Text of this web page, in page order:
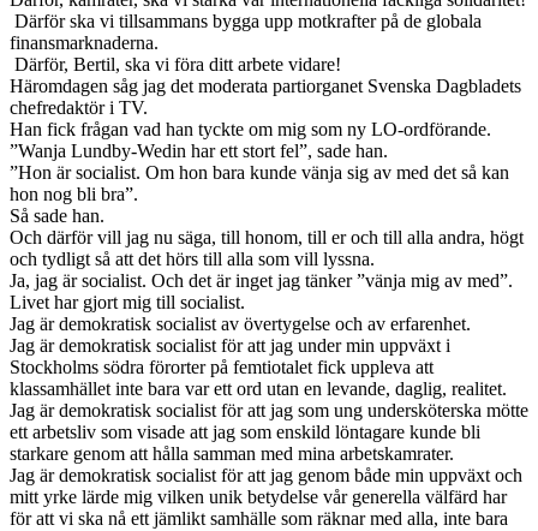
Därför ska vi tillsammans bygga upp motkrafter på de globala
finansmarknaderna.
Därför, Bertil, ska vi föra ditt arbete vidare!
Häromdagen såg jag det moderata partiorganet Svenska Dagbladets
chefredaktör i TV.
Han fick frågan vad han tyckte om mig som ny LO-ordförande.
”Wanja Lundby-Wedin har ett stort fel”, sade han.
”Hon är socialist. Om hon bara kunde vänja sig av med det så kan
hon nog bli bra”.
Så sade han.
Och därför vill jag nu säga, till honom, till er och till alla andra, högt
och tydligt så att det hörs till alla som vill lyssna.
Ja, jag är socialist. Och det är inget jag tänker ”vänja mig av med”.
Livet har gjort mig till socialist.
Jag är demokratisk socialist av övertygelse och av erfarenhet.
Jag är demokratisk socialist för att jag under min uppväxt i
Stockholms södra förorter på femtiotalet fick uppleva att
klassamhället inte bara var ett ord utan en levande, daglig, realitet.
Jag är demokratisk socialist för att jag som ung undersköterska mötte
ett arbetsliv som visade att jag som enskild löntagare kunde bli
starkare genom att hålla samman med mina arbetskamrater.
Jag är demokratisk socialist för att jag genom både min uppväxt och
mitt yrke lärde mig vilken unik betydelse vår generella välfärd har
för att vi ska nå ett jämlikt samhälle som räknar med alla, inte bara